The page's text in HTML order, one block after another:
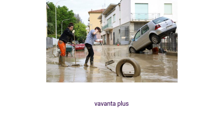
vavanta plus